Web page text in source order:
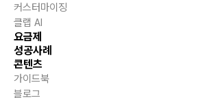
커스터마이징
클랩 AI
요금제
성공사례
콘텐츠
가이드북
블로그